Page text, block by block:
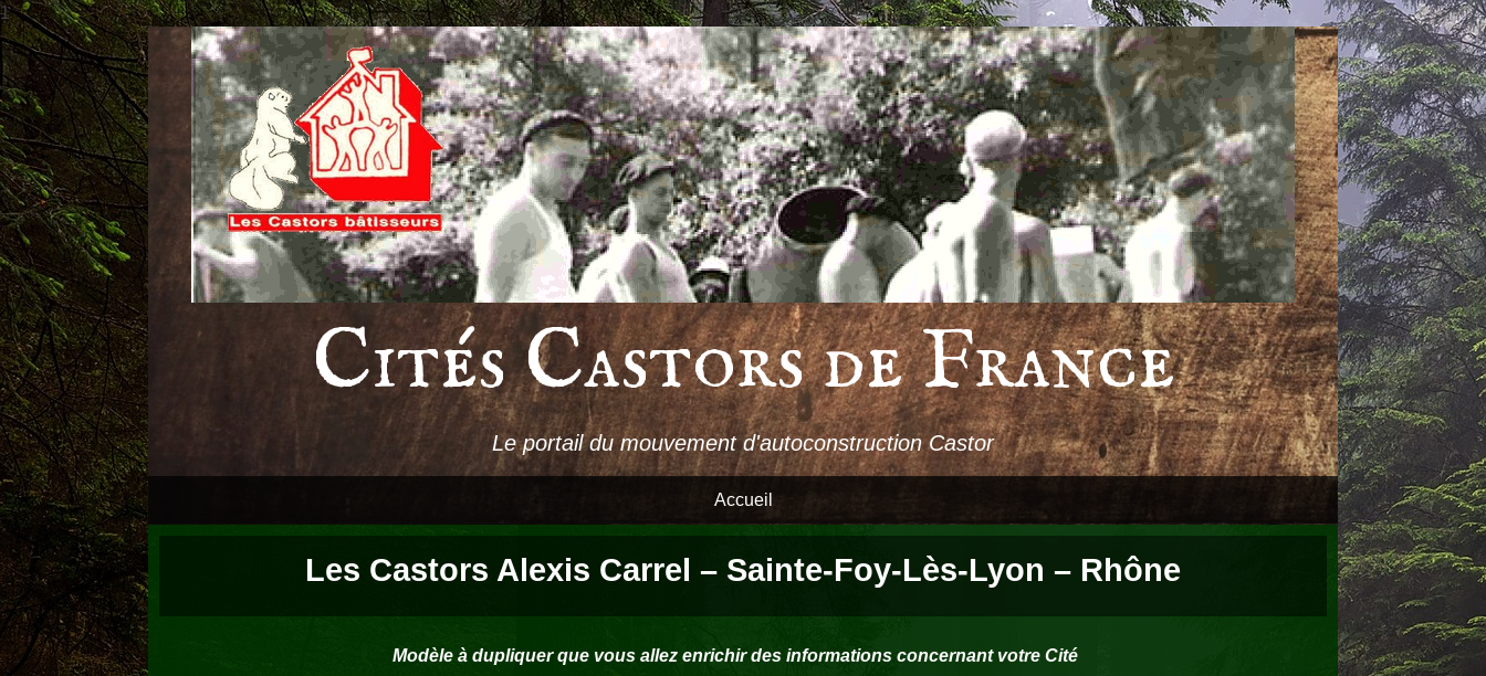
1
Passer
le
contenu
Cités Castors de France
Le portail du mouvement d'autoconstruction Castor
Accueil
Les Castors Alexis Carrel – Sainte-Foy-Lès-Lyon – Rhône
Modèle à dupliquer que vous allez enrichir des informations concernant votre Cité